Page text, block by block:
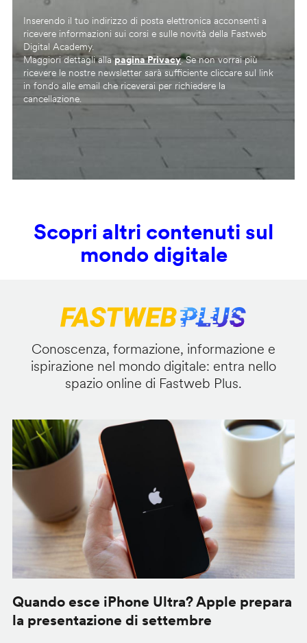
Inserendo il tuo indirizzo di posta elettronica acconsenti a
ricevere informazioni sui corsi e sulle novità della Fastweb
Digital Academy.
Maggiori dettagli allapagina Privacy. Se non vorrai più
ricevere le nostre newsletter sarà sufficiente cliccare sul link
in fondo alle email che riceverai per richiedere la
cancellazione.
Scopri altri contenuti sul
mondo digitale
Conoscenza, formazione, informazione e
ispirazione nel mondo digitale: entra nello
spazio online di Fastweb Plus.
Quando esce iPhone Ultra? Apple prepara
la presentazione di settembre